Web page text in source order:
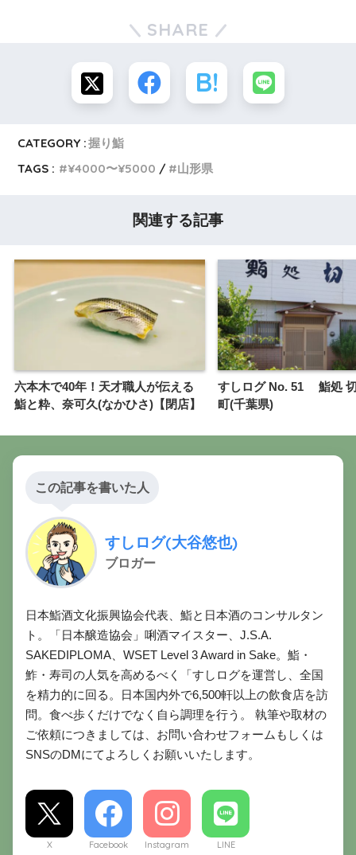
SHARE
CATEGORY :握り鮨
TAGS :
¥4000〜¥5000 山形県
関連する記事
六本木で40年！天才職人が伝える
鮨と粋、奈可久(なかひさ)【閉店】
すしログ No. 51 鮨処
町(千葉県)
この記事を書いた人
すしログ(大谷悠也)
ブロガー
日本鮨酒文化振興協会代表、鮨と日本酒のコンサルタン
ト。「日本醸造協会」唎酒マイスター、J.S.A.
SAKEDIPLOMA、WSET Level 3 Award in Sake。鮨・
鮓・寿司の人気を高めるべく「すしログを運営し、全国
を精力的に回る。日本国内外で6,500軒以上の飲食店を訪
問。食べ歩くだけでなく自ら調理を行う。 執筆や取材の
ご依頼につきましては、お問い合わせフォームもしくは
SNSのDMにてよろしくお願いいたします。
X Facebook Instagram LINE